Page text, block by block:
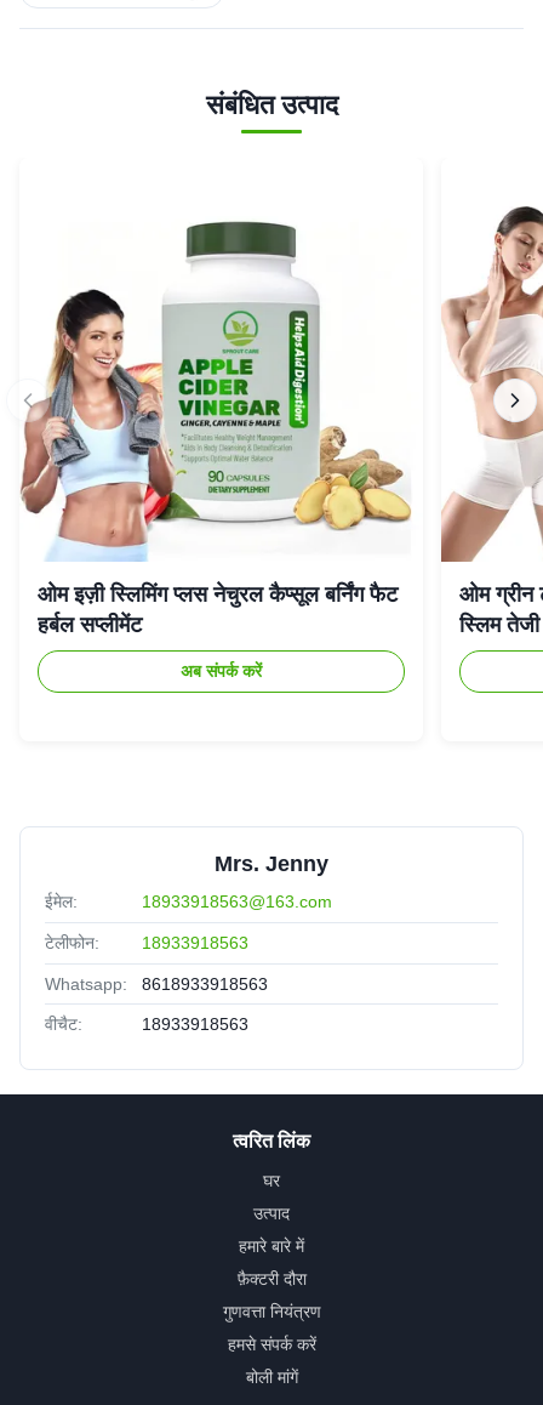
संबंधित उत्पाद
ओम इज़ी स्लिमिंग प्लस नेचुरल कैप्सूल बर्निंग फैट
हर्बल सप्लीमेंट
अब संपर्क करें
ओम ग्रीन
स्लिम
Mrs. Jenny
ईमेल: 18933918563@163.com
टेलीफोन: 18933918563
Whatsapp: 8618933918563
वीचैट: 18933918563
त्वरित लिंक
घर
उत्पाद
हमारे बारे में
फ़ैक्टरी दौरा
गुणवत्ता नियंत्रण
हमसे संपर्क करें
बोली मांगें